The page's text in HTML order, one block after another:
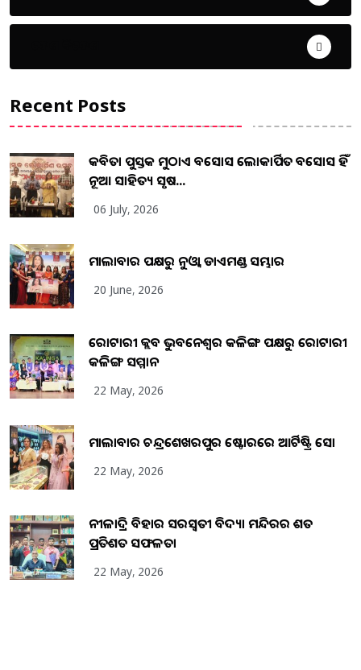
Recent Posts
କବିତା ପୁସ୍ତକ ମୁଠାଏ ଅବସୋସ ଲୋକାର୍ପିତ ଅବସୋସ ହିଁ
ନୂଆ ସାହିତ୍ୟ ସୃଷ...
06 July, 2026
ମାଲାବାର ପକ୍ଷରୁ ନୁଓ୍ବା ଡାଏମଣ୍ଡ ସମ୍ଭାର
20 June, 2026
ରୋଟାରୀ କ୍ଲବ ଭୁବନେଶ୍ୱର କଳିଙ୍ଗ ପକ୍ଷରୁ ରୋଟାରୀ
କଳିଙ୍ଗ ସମ୍ମାନ
22 May, 2026
ମାଲାବାର ଚନ୍ଦ୍ରଶେଖରପୁର ଷ୍ଟୋରରେ ଆର୍ଟିଷ୍ଟ୍ରି ସୋ
22 May, 2026
ନୀଳାଦ୍ରି ବିହାର ସରସ୍ୱତୀ ବିଦ୍ୟା ମନ୍ଦିରର ଶତ
ପ୍ରତିଶତ ସଫଳତା
22 May, 2026